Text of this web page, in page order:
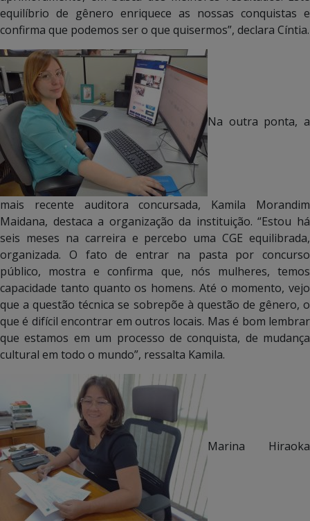
equilíbrio de gênero enriquece as nossas conquistas e
confirma que podemos ser o que quisermos”, declara Cíntia.
Na outra ponta, a
mais recente auditora concursada, Kamila Morandim
Maidana, destaca a organização da instituição. “Estou há
seis meses na carreira e percebo uma CGE equilibrada,
organizada. O fato de entrar na pasta por concurso
público, mostra e confirma que, nós mulheres, temos
capacidade tanto quanto os homens. Até o momento, vejo
que a questão técnica se sobrepõe à questão de gênero, o
que é difícil encontrar em outros locais. Mas é bom lembrar
que estamos em um processo de conquista, de mudança
cultural em todo o mundo”, ressalta Kamila.
Marina Hiraoka